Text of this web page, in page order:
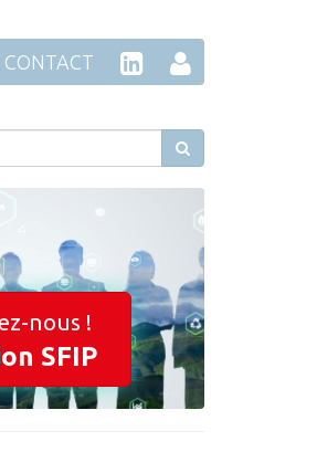
CONTACT
nous !
SFIP